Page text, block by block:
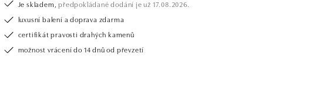
Je skladem, předpokládané dodání je už 17.08.2026.
luxusní balení a doprava zdarma
certifikát pravosti drahých kamenů
možnost vrácení do 14 dnů od převzetí